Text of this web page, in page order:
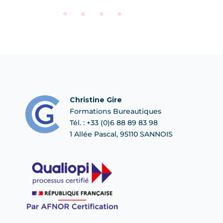
Christine Gire
Formations Bureautiques
Tél. : +33 (0)6 88 89 83 98
1 Allée Pascal, 95110 SANNOIS